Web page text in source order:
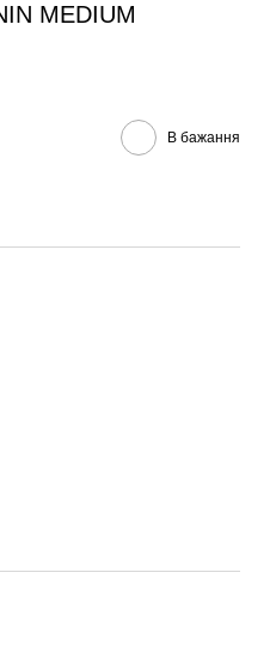
MEDIUM
В бажання